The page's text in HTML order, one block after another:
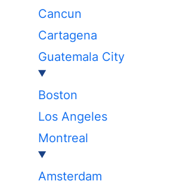
Cancun
Cartagena
Guatemala City
Boston
Los Angeles
Montreal
Amsterdam